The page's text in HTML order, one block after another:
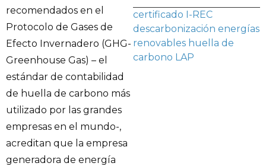
recomendados en el
Protocolo de Gases de
Efecto Invernadero (GHG-
Greenhouse Gas) – el
estándar de contabilidad
de huella de carbono más
utilizado por las grandes
empresas en el mundo-,
acreditan que la empresa
generadora de energía
certificado I-REC
descarbonización energías
renovables huella de
carbono LAP